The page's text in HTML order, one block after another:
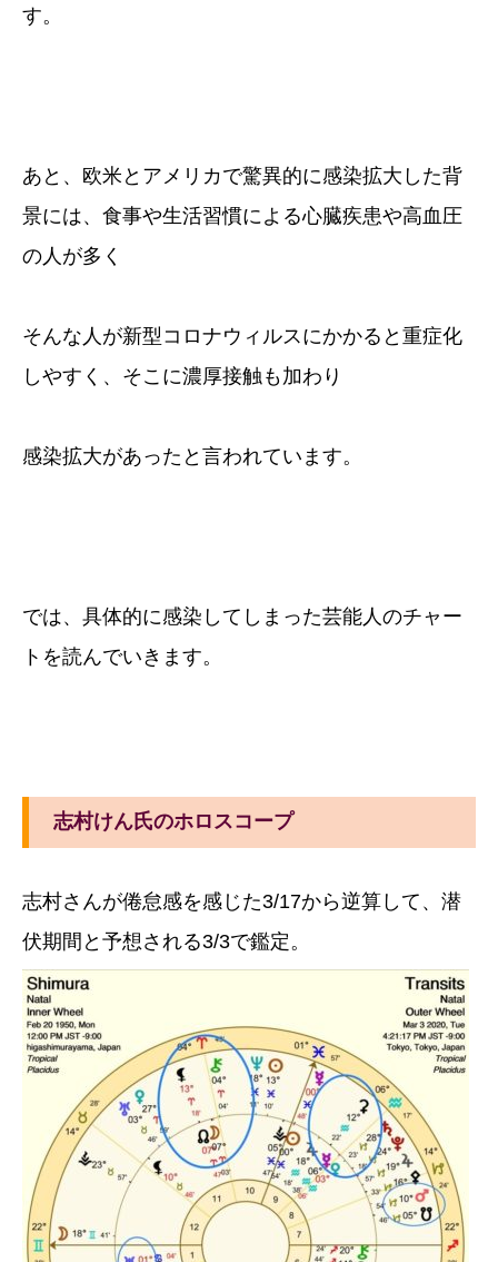
す。
あと、欧米とアメリカで驚異的に感染拡大した背
景には、食事や生活習慣による心臓疾患や高血圧
の人が多く
そんな人が新型コロナウィルスにかかると重症化
しやすく、そこに濃厚接触も加わり
感染拡大があったと言われています。
では、具体的に感染してしまった芸能人のチャー
トを読んでいきます。
志村けん氏のホロスコープ
志村さんが倦怠感を感じた3/17から逆算して、潜
伏期間と予想される3/3で鑑定。